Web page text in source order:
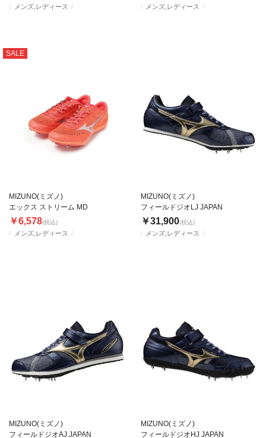
メンズ,レディース メンズ,レディース
SALE
メンズ,レディース
MIZUNO(ミズノ)
エックス ストリーム MD
￥6,578(税込)
メンズ,レディース
MIZUNO(ミズノ)
フィールドジオLJ JAPAN
￥31,900(税込)
MIZUNO(ミズノ)
フィールドジオAJ JAPAN
MIZUNO(ミズノ)
フィールドジオHJ JAPAN